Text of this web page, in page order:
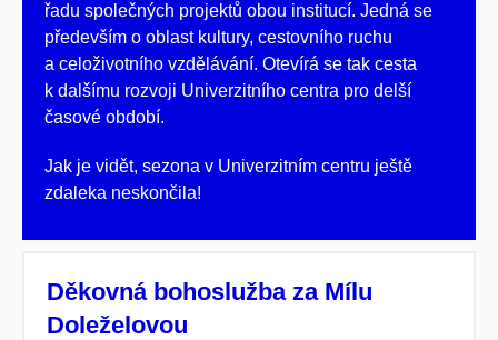
řadu společných projektů obou institucí. Jedná se
především o oblast kultury, cestovního ruchu
a celoživotního vzdělávání. Otevírá se tak cesta
k dalšímu rozvoji Univerzitního centra pro delší
časové období.
Jak je vidět, sezona v Univerzitním centru ještě
zdaleka neskončila!
Děkovná bohoslužba za Mílu
Doleželovou